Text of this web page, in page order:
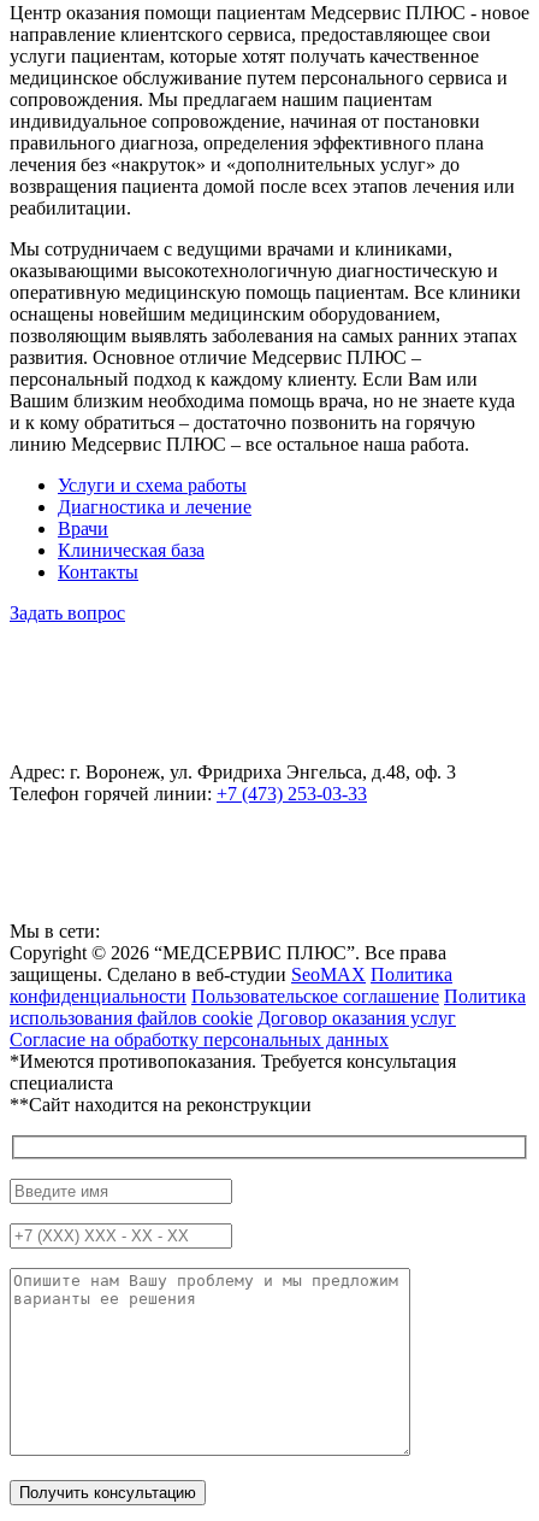
Центр оказания помощи пациентам Медсервис ПЛЮС - новое
направление клиентского сервиса, предоставляющее свои
услуги пациентам, которые хотят получать качественное
медицинское обслуживание путем персонального сервиса и
сопровождения. Мы предлагаем нашим пациентам
индивидуальное сопровождение, начиная от постановки
правильного диагноза, определения эффективного плана
лечения без «накруток» и «дополнительных услуг» до
возвращения пациента домой после всех этапов лечения или
реабилитации.
Мы сотрудничаем с ведущими врачами и клиниками,
оказывающими высокотехнологичную диагностическую и
оперативную медицинскую помощь пациентам. Все клиники
оснащены новейшим медицинским оборудованием,
позволяющим выявлять заболевания на самых ранних этапах
развития. Основное отличие Медсервис ПЛЮС –
персональный подход к каждому клиенту. Если Вам или
Вашим близким необходима помощь врача, но не знаете куда
и к кому обратиться – достаточно позвонить на горячую
линию Медсервис ПЛЮС – все остальное наша работа.
Услуги и схема работы
Диагностика и лечение
Врачи
Клиническая база
Контакты
Задать вопрос
Адрес: г. Воронеж, ул. Фридриха Энгельса, д.48, оф. 3
Телефон горячей линии: +7 (473) 253-03-33
Мы в сети:
Copyright © 2026 “МЕДСЕРВИС ПЛЮС”. Все права
защищены. Сделано в веб-студии SeoMAX Политика
конфиденциальности Пользовательское соглашение Политика
использования файлов cookie Договор оказания услуг
Согласие на обработку персональных данных
*Имеются противопоказания. Требуется консультация
специалиста
**Сайт находится на реконструкции